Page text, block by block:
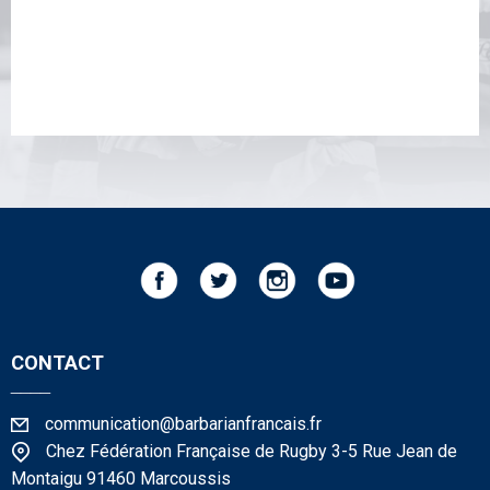
CONTACT
communication@barbarianfrancais.fr
Chez Fédération Française de Rugby 3-5 Rue Jean de
Montaigu 91460 Marcoussis